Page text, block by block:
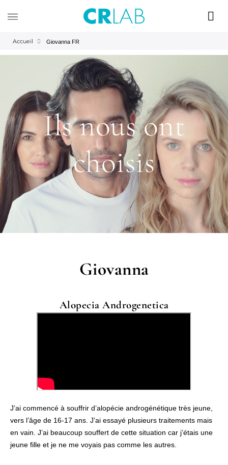
Accueil Giovanna FR
Ils nous ont
choisis
Giovanna
Alopecia Androgenetica
J’ai commencé à souffrir d’alopécie androgénétique très jeune,
vers l’âge de 16-17 ans. J’ai essayé plusieurs traitements mais
en vain. J’ai beaucoup souffert de cette situation car j’étais une
jeune fille et je ne me voyais pas comme les autres.